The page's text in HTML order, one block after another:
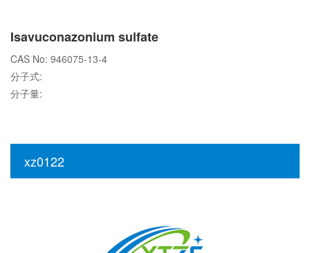
Isavuconazonium sulfate
CAS No: 946075-13-4
分子式:
分子量:
xz0122